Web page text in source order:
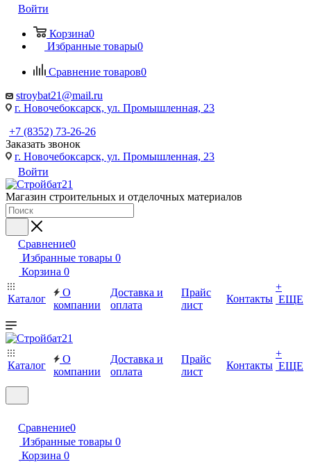
Войти
Корзина0
Избранные товары0
Сравнение товаров0
stroybat21@mail.ru
г. Новочебоксарск, ул. Промышленная, 23
+7 (8352) 73-26-26
Заказать звонок
г. Новочебоксарск, ул. Промышленная, 23
Войти
Магазин строительных и отделочных материалов
Сравнение0
Избранные товары 0
Корзина 0
Каталог
О
компании
Доставка и
оплата
Прайс
лист
Контакты
+
ЕЩЕ
Каталог
О
компании
Доставка и
оплата
Прайс
лист
Контакты
+
ЕЩЕ
Сравнение0
Избранные товары 0
Корзина 0